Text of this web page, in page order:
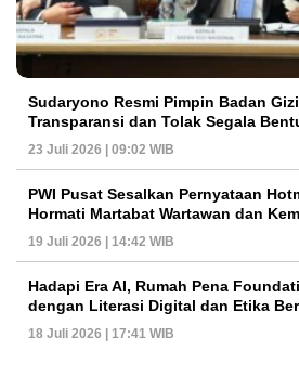
Sudaryono Resmi Pimpin Badan
Transparansi dan Tolak Segala
23 Juli 2026 | 09:02 WIB
PWI Pusat Sesalkan Pernyataan
Hormati Martabat Wartawan dan
19 Juli 2026 | 14:42 WIB
Hadapi Era AI, Rumah Pena
dengan Literasi Digital dan Etika
18 Juli 2026 | 17:41 WIB